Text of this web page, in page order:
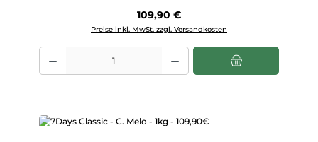
Regulärer Preis:
109,90 €
Preise inkl. MwSt. zzgl. Versandkosten
Produkt Anzahl: Gib den gewünschten Wert ein oder benutze die